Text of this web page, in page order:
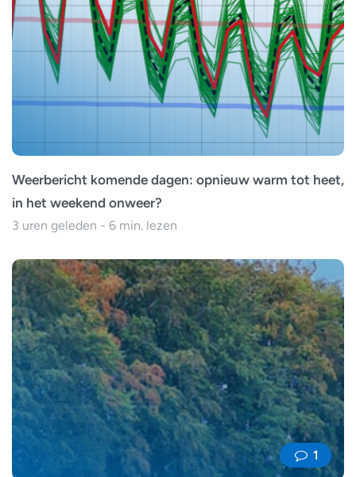
Weerbericht komende dagen: opnieuw warm tot heet,
in het weekend onweer?
3 uren geleden - 6 min. lezen
1